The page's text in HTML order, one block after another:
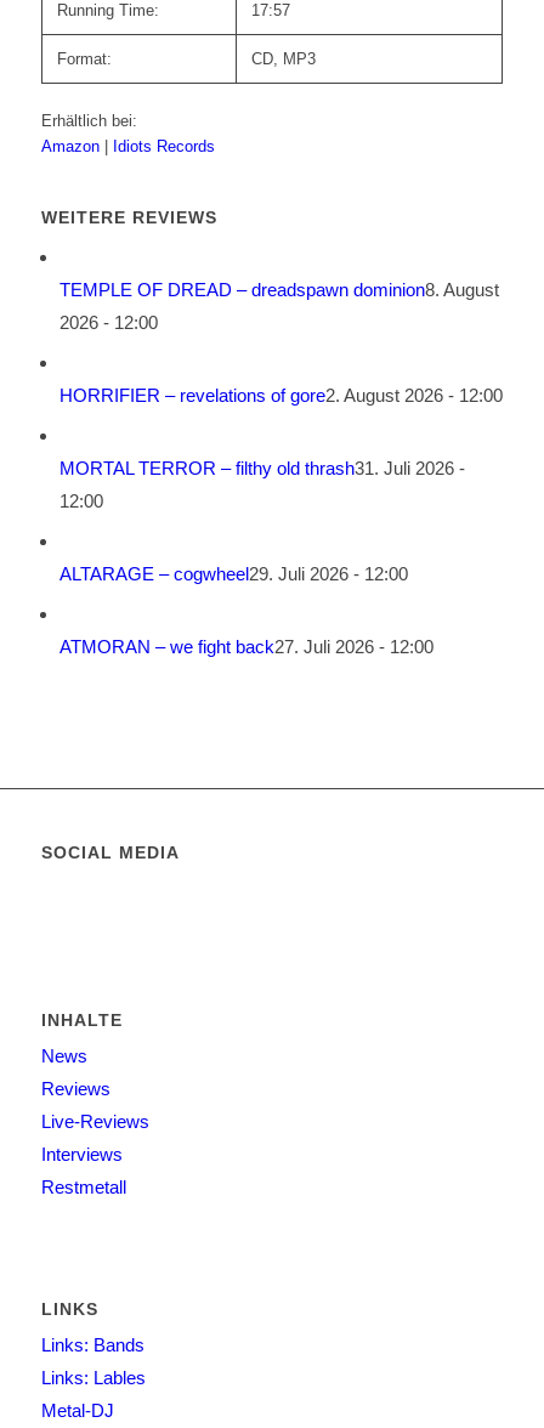
Running Time: 17:57
Format: CD, MP3
Erhältlich bei:
Amazon
Idiots Records
WEITERE REVIEWS
TEMPLE OF DREAD – dreadspawn dominion8. August
2026 - 12:00
HORRIFIER – revelations of gore2. August 2026 - 12:00
MORTAL TERROR – filthy old thrash31. Juli 2026 -
12:00
ALTARAGE – cogwheel29. Juli 2026 - 12:00
ATMORAN – we fight back27. Juli 2026 - 12:00
SOCIAL MEDIA
INHALTE
News
Reviews
Live-Reviews
Interviews
Restmetall
LINKS
Links: Bands
Links: Lables
Metal-DJ